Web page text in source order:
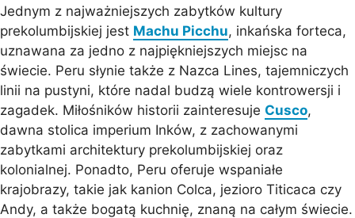
Jednym z najważniejszych zabytków kultury
prekolumbijskiej jest Machu Picchu, inkańska forteca,
uznawana za jedno z najpiękniejszych miejsc na
świecie. Peru słynie także z Nazca Lines, tajemniczych
linii na pustyni, które nadal budzą wiele kontrowersji i
zagadek. Miłośników historii zainteresuje Cusco,
dawna stolica imperium Inków, z zachowanymi
zabytkami architektury prekolumbijskiej oraz
kolonialnej. Ponadto, Peru oferuje wspaniałe
krajobrazy, takie jak kanion Colca, jezioro Titicaca czy
Andy, a także bogatą kuchnię, znaną na całym świecie.